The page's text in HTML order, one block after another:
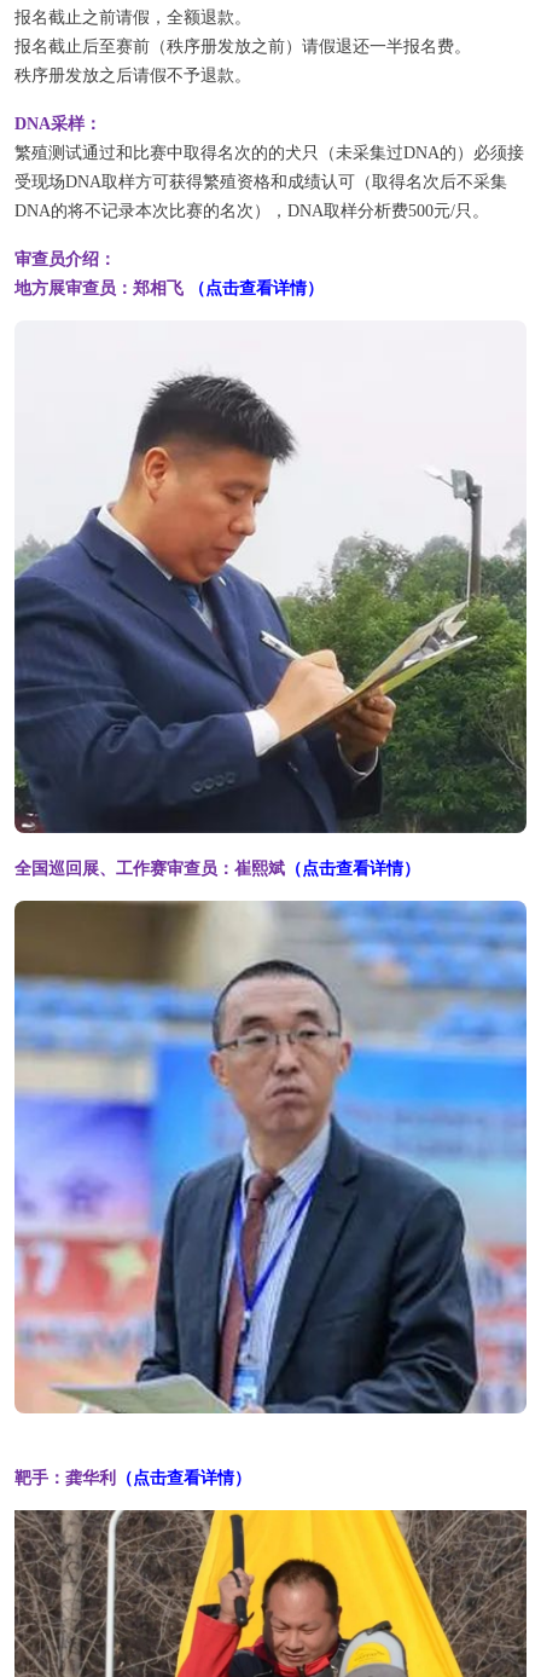
报名截止之前请假，全额退款。
报名截止后至赛前（秩序册发放之前）请假退还一半报名费。
秩序册发放之后请假不予退款。
DNA采样：
繁殖测试通过和比赛中取得名次的的犬只（未采集过DNA的）必须接
受现场DNA取样方可获得繁殖资格和成绩认可（取得名次后不采集
DNA的将不记录本次比赛的名次），DNA取样分析费500元/只。
审查员介绍：
地方展审查员：郑相飞
（点击查看详情）
全国巡回展、工作赛审查员： 崔熙斌 （点击查看详情）
靶手： 龚华利 （点击查看详情）